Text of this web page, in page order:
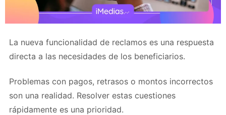
La nueva funcionalidad de reclamos es una respuesta
directa a las necesidades de los beneficiarios.
Problemas con pagos, retrasos o montos incorrectos
son una realidad. Resolver estas cuestiones
rápidamente es una prioridad.